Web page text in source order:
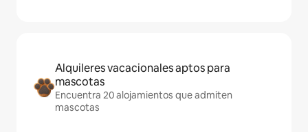
Alquileres vacacionales aptos para
mascotas
Encuentra 20 alojamientos que admiten
mascotas